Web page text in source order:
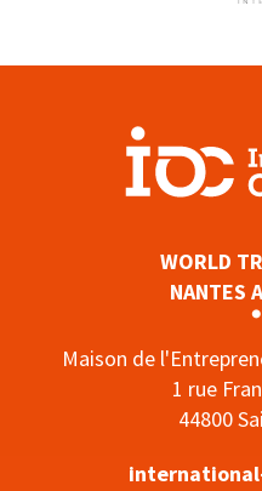
WORLD
NANTES
Maison de
1 rue
44800